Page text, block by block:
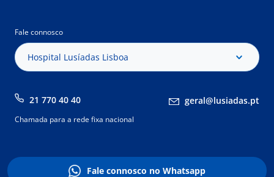
Fale connosco
Hospital Lusíadas Lisboa
21 770 40 40 geral@lusiadas.pt
Chamada para a rede fixa nacional
Fale connosco no Whatsapp